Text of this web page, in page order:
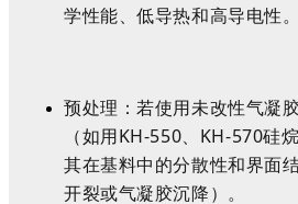
学性能、低导热和高导电性。
预处理：若使用未改性气凝
（如用KH-550、KH-570硅
其在基料中的分散性和界面
开裂或气凝胶沉降）。